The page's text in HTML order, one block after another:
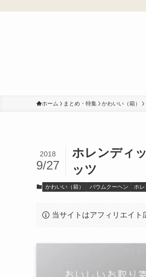
ホーム まとめ・特集 かわいい（箱）
ホレンディ
ッツ
2018
9/27
かわいい（箱） バウムクーヘン ホ
当サイトはアフィリエイト